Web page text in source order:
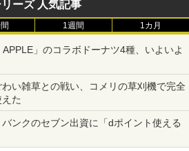
ーズ 人気記事
1週間 1カ月
」のコラボドーナツ4種、いよいよ
わい雑草との戦い、コメリの草刈機で完全
た
ンクのセブン出資に「dポイント使える